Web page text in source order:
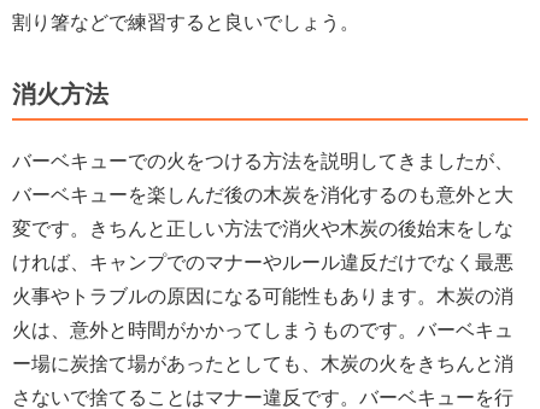
割り箸などで練習すると良いでしょう。
消火方法
バーベキューでの火をつける方法を説明してきましたが、
バーベキューを楽しんだ後の木炭を消化するのも意外と大
変です。きちんと正しい方法で消火や木炭の後始末をしな
ければ、キャンプでのマナーやルール違反だけでなく最悪
火事やトラブルの原因になる可能性もあります。木炭の消
火は、意外と時間がかかってしまうものです。バーベキュ
ー場に炭捨て場があったとしても、木炭の火をきちんと消
さないで捨てることはマナー違反です。バーベキューを行